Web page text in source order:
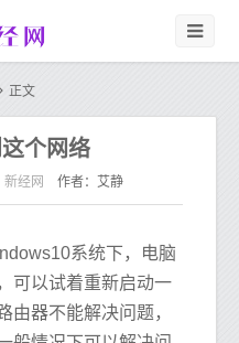
正文
个网络
新经网 作者：艾静
系统下，电脑
可以试着重新启动一
由器不能解决问题，